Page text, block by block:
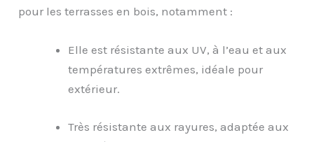
pour les terrasses en bois, notamment :
Elle est résistante aux UV, à l’eau et aux
températures extrêmes, idéale pour
extérieur.
Très résistante aux rayures, adaptée aux